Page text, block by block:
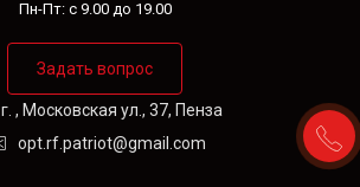
г. , Московская ул., 37, Пенза
opt.rf.patriot@gmail.com
Пн-Пт: с 9.00 до 19.00
Задать вопрос